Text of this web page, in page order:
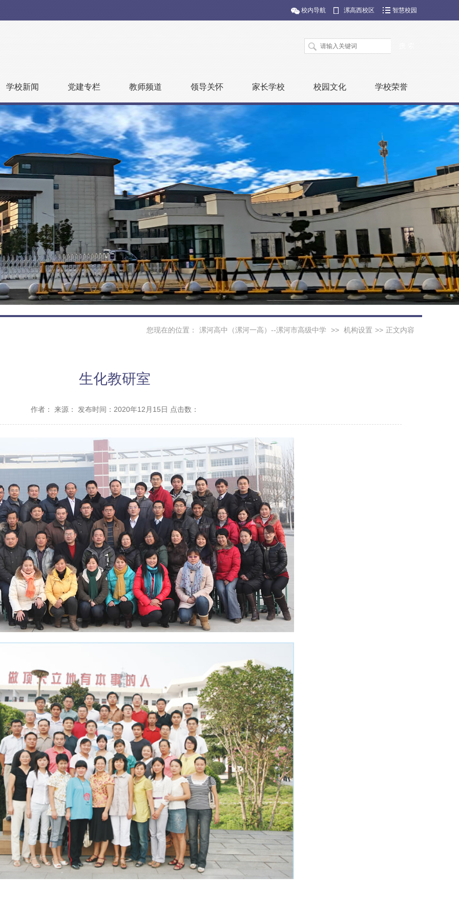
校内导航 漯高西校区 智慧校园
学校新闻 党建专栏 教师频道 领导关怀 家长学校 校园文化 学校荣誉
您现在的位置： 漯河高中（漯河一高）--漯河市高级中学 >> 机构设置 >> 正文内容
生化教研室
作者： 来源： 发布时间：2020年12月15日 点击数：